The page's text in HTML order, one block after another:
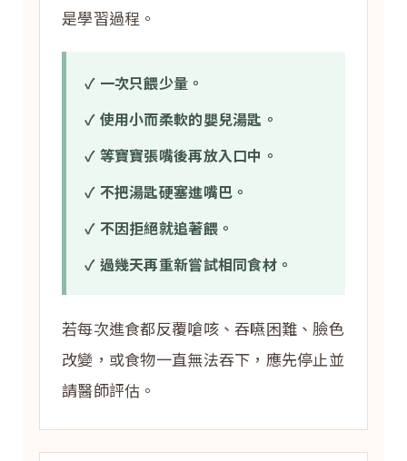
是學習過程。
✓ 一次只餵少量。
✓ 使用小而柔軟的嬰兒湯匙。
✓ 等寶寶張嘴後再放入口中。
✓ 不把湯匙硬塞進嘴巴。
✓ 不因拒絕就追著餵。
✓ 過幾天再重新嘗試相同食材。
若每次進食都反覆嗆咳、吞嚥困難、臉色
改變，或食物一直無法吞下，應先停止並
請醫師評估。